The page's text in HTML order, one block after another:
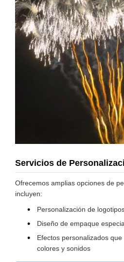
Servicios de
Ofrecemos amplias opciones de
incluyen:
Personalización de
Diseño de empaque
Efectos personalizados
colores y sonidos